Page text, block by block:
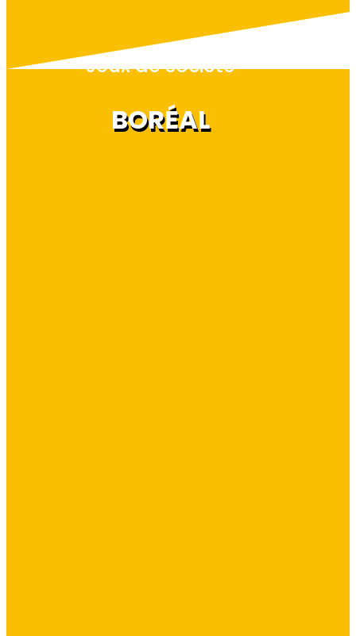
Jeux de société
BORÉAL